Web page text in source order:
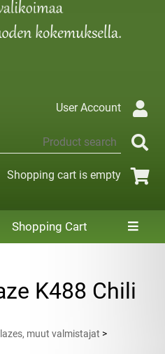
User Account
Shopping cart is empty
Shopping Cart
K488 Chili
muut valmistajat >